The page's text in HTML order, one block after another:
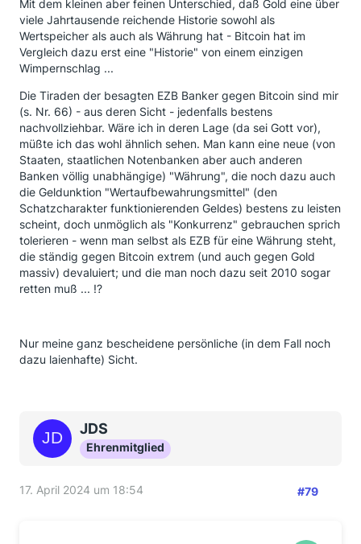
Mit dem kleinen aber feinen Unterschied, daß Gold eine über
viele Jahrtausende reichende Historie sowohl als
Wertspeicher als auch als Währung hat - Bitcoin hat im
Vergleich dazu erst eine "Historie" von einem einzigen
Wimpernschlag ...
Die Tiraden der besagten EZB Banker gegen Bitcoin sind mir
(s. Nr. 66) - aus deren Sicht - jedenfalls bestens
nachvollziehbar. Wäre ich in deren Lage (da sei Gott vor),
müßte ich das wohl ähnlich sehen. Man kann eine neue (von
Staaten, staatlichen Notenbanken aber auch anderen
Banken völlig unabhängige) "Währung", die noch dazu auch
die Geldunktion "Wertaufbewahrungsmittel" (den
Schatzcharakter funktionierenden Geldes) bestens zu leisten
scheint, doch unmöglich als "Konkurrenz" gebrauchen sprich
tolerieren - wenn man selbst als EZB für eine Währung steht,
die ständig gegen Bitcoin extrem (und auch gegen Gold
massiv) devaluiert; und die man noch dazu seit 2010 sogar
retten muß ... !?
Nur meine ganz bescheidene persönliche (in dem Fall noch
dazu laienhafte) Sicht.
JDS
Ehrenmitglied
17. April 2024 um 18:54 #79